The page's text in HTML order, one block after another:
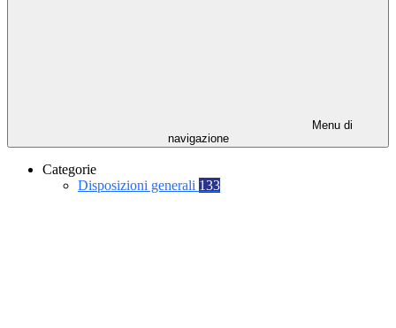
Menu di
navigazione
Categorie
Disposizioni generali 133